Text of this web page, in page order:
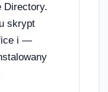
Directory.
skrypt
i —